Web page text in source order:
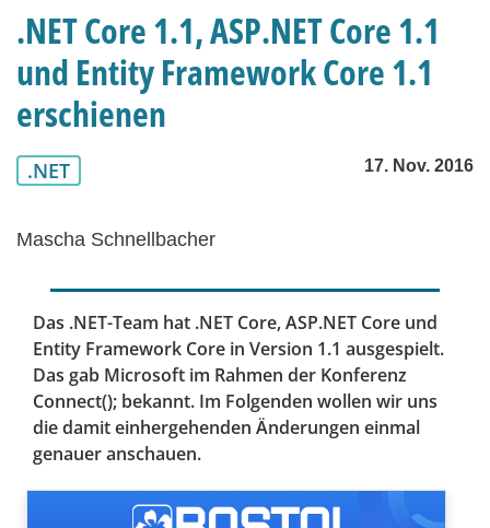
.NET Core 1.1, ASP.NET Core 1.1
und Entity Framework Core 1.1
erschienen
.NET 17. Nov. 2016
Mascha Schnellbacher
Das .NET-Team hat .NET Core, ASP.NET Core und
Entity Framework Core in Version 1.1 ausgespielt.
Das gab Microsoft im Rahmen der Konferenz
Connect(); bekannt. Im Folgenden wollen wir uns
die damit einhergehenden Änderungen einmal
genauer anschauen.